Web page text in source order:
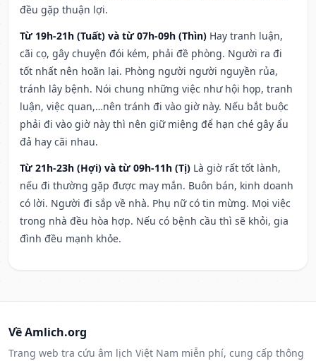
đều gặp thuận lợi.
Từ 19h-21h (Tuất) và từ 07h-09h (Thìn) Hay tranh luận,
cãi cọ, gây chuyện đói kém, phải đề phòng. Người ra đi
tốt nhất nên hoãn lại. Phòng người người nguyền rủa,
tránh lây bệnh. Nói chung những việc như hội họp, tranh
luận, việc quan,…nên tránh đi vào giờ này. Nếu bắt buộc
phải đi vào giờ này thì nên giữ miệng để hạn ché gây ẩu
đả hay cãi nhau.
Từ 21h-23h (Hợi) và từ 09h-11h (Tị) Là giờ rất tốt lành,
nếu đi thường gặp được may mắn. Buôn bán, kinh doanh
có lời. Người đi sắp về nhà. Phụ nữ có tin mừng. Mọi việc
trong nhà đều hòa hợp. Nếu có bệnh cầu thì sẽ khỏi, gia
đình đều mạnh khỏe.
Về Amlich.org
Trang web tra cứu âm lịch Việt Nam miễn phí, cung cấp thông